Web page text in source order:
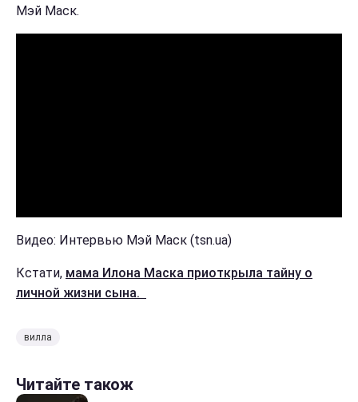
Мэй Маск.
Видео: Интервью Мэй Маск (tsn.ua)
Кстати, мама Илона Маска приоткрыла тайну о
личной жизни сына.
вилла
Читайте також